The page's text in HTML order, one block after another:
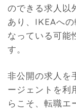
のできる求人以
あり、IKEAへ
なっている可能
す。
非公開の求人を
ージェントを利
らこそ、転職エ